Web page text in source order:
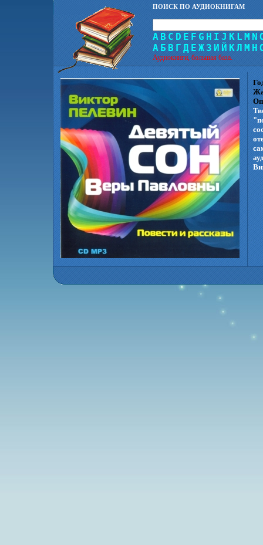
ПОИСК ПО АУДИОКНИГАМ
A B C D E F G H I J K L M N
А Б В Г Д Е Ж З И Й КЛ М Н
Аудиокниги, большая база.